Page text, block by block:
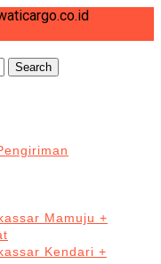
Search
Mamuju +
Kendari +